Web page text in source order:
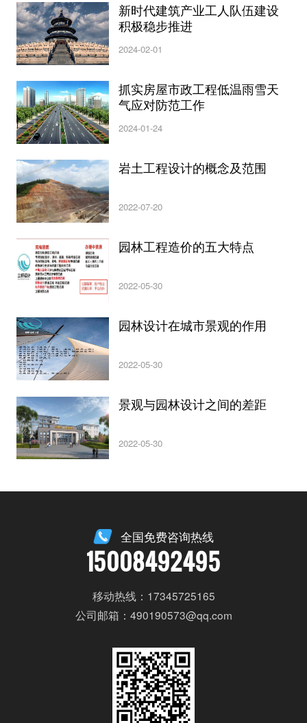
新时代建筑产业工人队伍建设
积极稳步推进
2024-02-01
抓实房屋市政工程低温雨雪天
气应对防范工作
2024-01-24
岩土工程设计的概念及范围
2022-07-20
园林工程造价的五大特点
2022-05-30
园林设计在城市景观的作用
2022-05-30
景观与园林设计之间的差距
2022-05-30
全国免费咨询热线
15008492495
移动热线：17345725165
公司邮箱：490190573@qq.com